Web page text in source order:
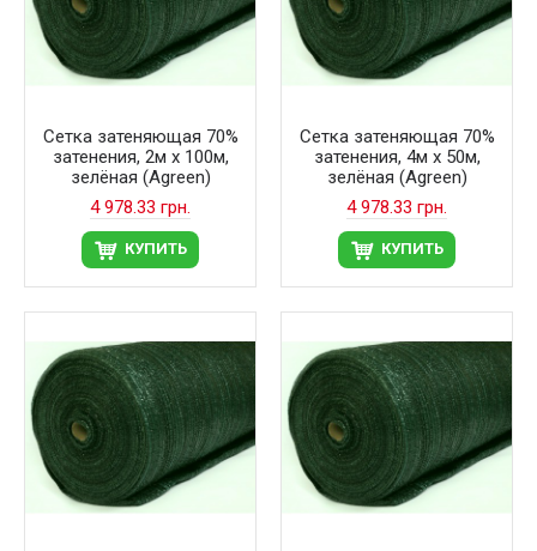
Сетка затеняющая 70%
затенения, 2м х 100м,
зелёная (Agreen)
4 978.33 грн.
КУПИТЬ
Сетка затеняющая 70%
затенения, 4м х 50м,
зелёная (Agreen)
4 978.33 грн.
КУПИТЬ